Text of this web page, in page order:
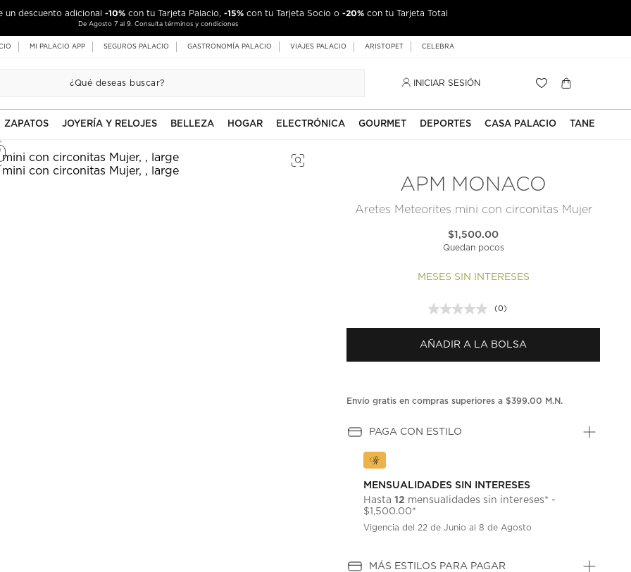
un descuento adicional -10% con tu Tarjeta Palacio, -15% con tu Tarjeta Socio o -20% con tu Tarjeta Total
De Agosto 7 al 9. Consulta términos y condiciones
MI PALACIO APP SEGUROS PALACIO GASTRONOMÍA PALACIO VIAJES PALACIO ARISTOPET CELEBRA
INICIAR SESIÓN
ZAPATOS JOYERÍA Y RELOJES BELLEZA HOGAR ELECTRÓNICA GOURMET DEPORTES CASA PALACIO TANE
APM MONACO
Aretes Meteorites mini con circonitas Mujer
$1,500.00
Quedan pocos
MESES SIN INTERESES
Sin
puntuación.
en
la
(0)
AÑADIR A LA BOLSA
Envío gratis en compras superiores a $399.00 M.N.
PAGA CON ESTILO
MENSUALIDADES SIN INTERESES
Hasta12 mensualidades sin intereses* -
$1,500.00*
Vigencia del 22 de Junio al 8 de Agosto
MÁS ESTILOS PARA PAGAR